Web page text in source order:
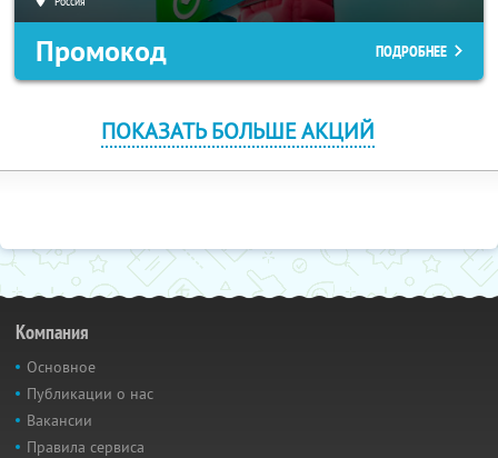
Промокод ПОДРОБНЕЕ
ПОКАЗАТЬ БОЛЬШЕ АКЦИЙ
Компания
Основное
Публикации о нас
Вакансии
Правила сервиса